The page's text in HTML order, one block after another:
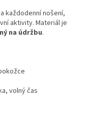
každodenní nošení,
aktivity. Materiál je
na údržbu.
volný čas